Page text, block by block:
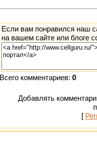
Если вам понравился наш
на вашем сайте или блоге
Всего комментариев: 0
Добавлять
[